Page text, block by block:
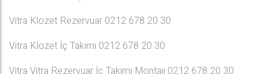
Vitra Klozet Rezervuar 0212 678 20 30
Vitra Klozet İç Takımı 0212 678 20 30
Vitra Vitra Rezervuar İç Takımı Montajı 0212 678 20 30